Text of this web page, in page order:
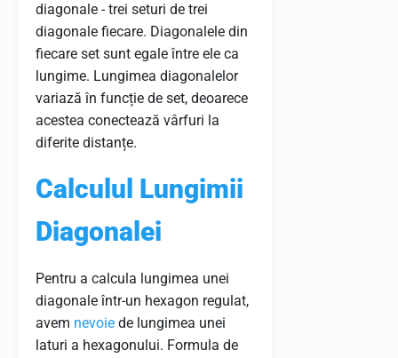
diagonale - trei seturi de trei
diagonale fiecare. Diagonalele din
fiecare set sunt egale între ele ca
lungime. Lungimea diagonalelor
variază în funcție de set, deoarece
acestea conectează vârfuri la
diferite distanțe.
Calculul Lungimii
Diagonalei
Pentru a calcula lungimea unei
diagonale într-un hexagon regulat,
avem nevoie de lungimea unei
laturi a hexagonului. Formula de